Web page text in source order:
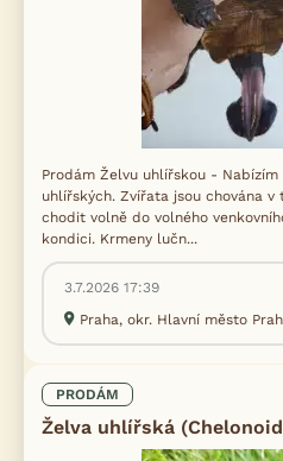
Prodám Želvu uhlířskou -
uhlířských. Zvířata jsou chována
chodit volně do volného
kondici. Krmeny lučn...
3.7.2026 17:39
Praha, okr. Hlavní město
PRODÁM
Želva uhlířská